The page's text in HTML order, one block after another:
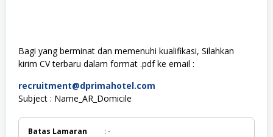
Bagi yang berminat dan memenuhi kualifikasi, Silahkan
kirim CV terbaru dalam format .pdf ke email :
recruitment@dprimahotel.com
Subject : Name_AR_Domicile
Batas Lamaran
: -